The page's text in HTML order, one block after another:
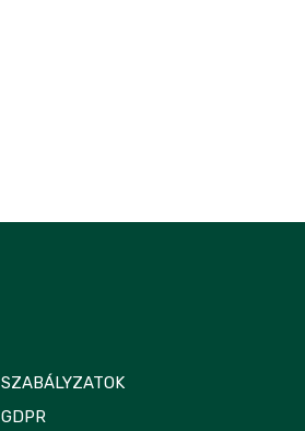
SZABÁLYZATOK
GDPR